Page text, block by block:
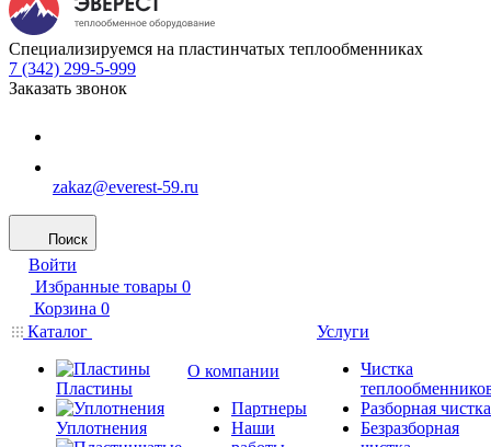
Специализируемся на пластинчатых теплообменниках
7 (342) 299-5-999
Заказать звонок
zakaz@everest-59.ru
Поиск
Войти
Избранные товары 0
Корзина 0
Каталог
Пластины
Уплотнения
О компании
Партнеры
Наши
Услуги
Чистка
Разборная чистка
Безразборная